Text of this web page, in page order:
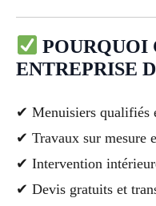
POURQUOI
ENTREPRISE
✔ Menuisiers qualifiés
✔ Travaux sur mesure
✔ Intervention
✔ Devis gratuits et